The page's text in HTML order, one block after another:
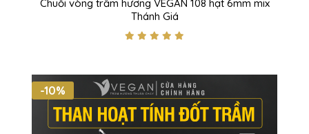
Chuỗi vòng trầm hương VEGAN 108 hạt 6mm mix
Thánh Giá
-10%